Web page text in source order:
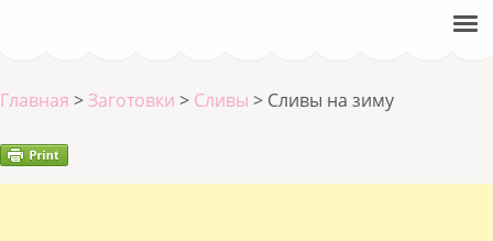
Главная >Заготовки > Сливы > Сливы на зиму